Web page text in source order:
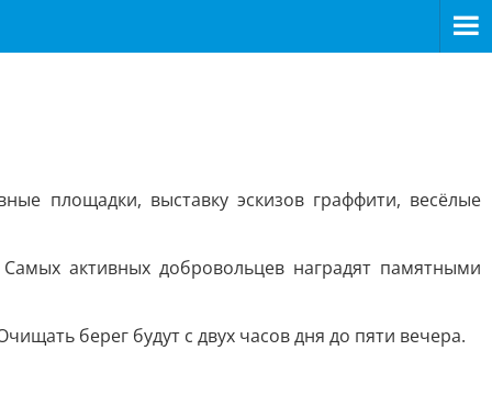
площадки, выставку эскизов граффити, весёлые
активных добровольцев наградят памятными
берег будут с двух часов дня до пяти вечера.